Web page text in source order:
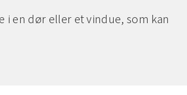
i en dør eller et vindue, som kan